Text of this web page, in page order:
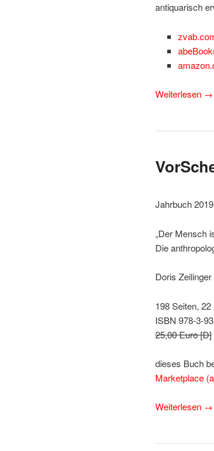
antiquarisch
Weiterlesen →
Jahrbuch
„Der Mensch
Die
Doris
198 Seiten,
ISBN 978-3-
25,00 Euro [D]
dieses Buch
Marketplace
Weiterlesen →